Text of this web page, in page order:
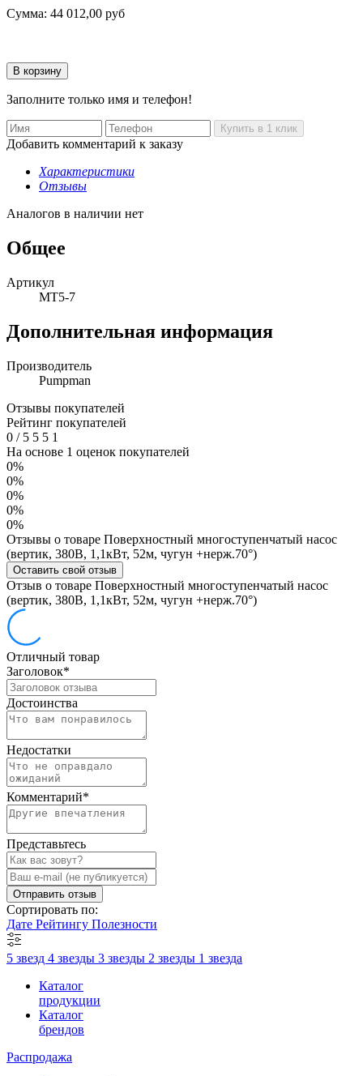
Сумма: 44 012,00 руб
Заполните только имя и телефон!
Добавить комментарий к заказу
Характеристики
Отзывы
Аналогов в наличии нет
Общее
Артикул
MT5-7
Дополнительная информация
Производитель
Pumpman
Отзывы покупателей
Рейтинг покупателей
0 /5 5 5 1
На основе 1 оценок покупателей
0%
0%
0%
0%
0%
Отзывы о товаре Поверхностный многоступенчатый насос
(вертик, 380В, 1,1кВт, 52м, чугун +нерж.70°)
Оставить свой отзыв
Отзыв о товаре Поверхностный многоступенчатый насос
(вертик, 380В, 1,1кВт, 52м, чугун +нерж.70°)
Отличный товар
Заголовок*
Достоинства
Недостатки
Комментарий*
Представьтесь
Отправить отзыв
Сортировать по:
Дате Рейтингу Полезности
5 звезд 4 звезды 3 звезды 2 звезды 1 звезда
Каталог
продукции
Каталог
брендов
Распродажа